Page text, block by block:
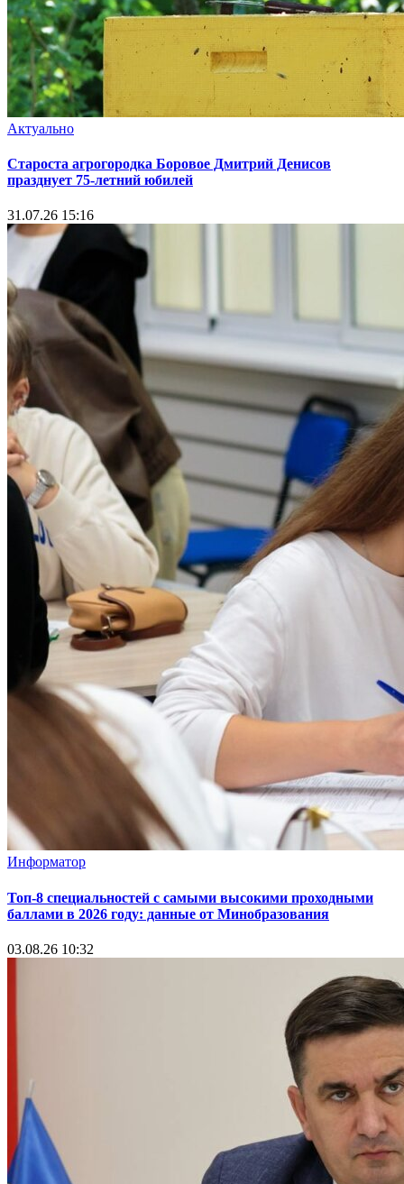
Актуально
Староста агрогородка Боровое Дмитрий Денисов
празднует 75-летний юбилей
31.07.26 15:16
Информатор
Топ-8 специальностей с самыми высокими проходными
баллами в 2026 году: данные от Минобразования
03.08.26 10:32